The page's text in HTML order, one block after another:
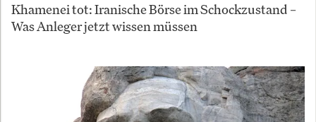
Khamenei tot: Iranische Börse im Schockzustand –
Was Anleger jetzt wissen müssen